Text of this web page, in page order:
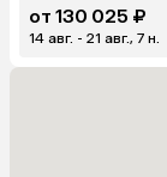
от 130 025 ₽
14 авг. - 21 авг., 7 н.